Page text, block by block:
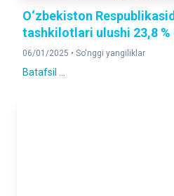
O‘zbekiston
tashkilotlari ulushi 23,8 %
06/01/2025 • So'nggi yangiliklar
Batafsil ...